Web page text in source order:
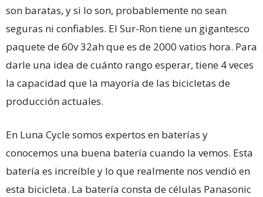
son baratas, y si lo son, probablemente no sean
seguras ni confiables. El Sur-Ron tiene un gigantesco
paquete de 60v 32ah que es de 2000 vatios hora. Para
darle una idea de cuánto rango esperar, tiene 4 veces
la capacidad que la mayoría de las bicicletas de
producción actuales.
En Luna Cycle somos expertos en baterías y
conocemos una buena batería cuando la vemos. Esta
batería es increíble y lo que realmente nos vendió en
esta bicicleta. La batería consta de células Panasonic